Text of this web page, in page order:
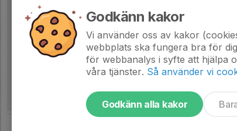
Godkänn kakor
Vi använder oss av kakor
webbplats ska fungera bra för
för webbanalys i syfte att hjälpa
våra tjänster. Så använder vi
Godkänn alla kakor